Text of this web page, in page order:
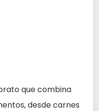
que combina
desde carnes